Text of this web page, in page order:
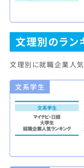
文理別のラン
文理別に就職企業人気
文系学生